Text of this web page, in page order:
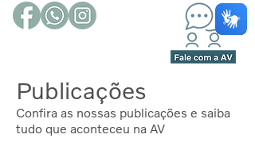
Publicações
Confira as nossas publicações e saiba
tudo que aconteceu na AV